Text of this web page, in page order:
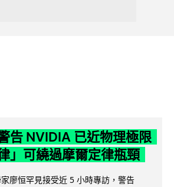
告 NVIDIA 已近物理極限
」可繞過摩爾定律瓶頸
廖恒罕見接受近 5 小時專訪，警告